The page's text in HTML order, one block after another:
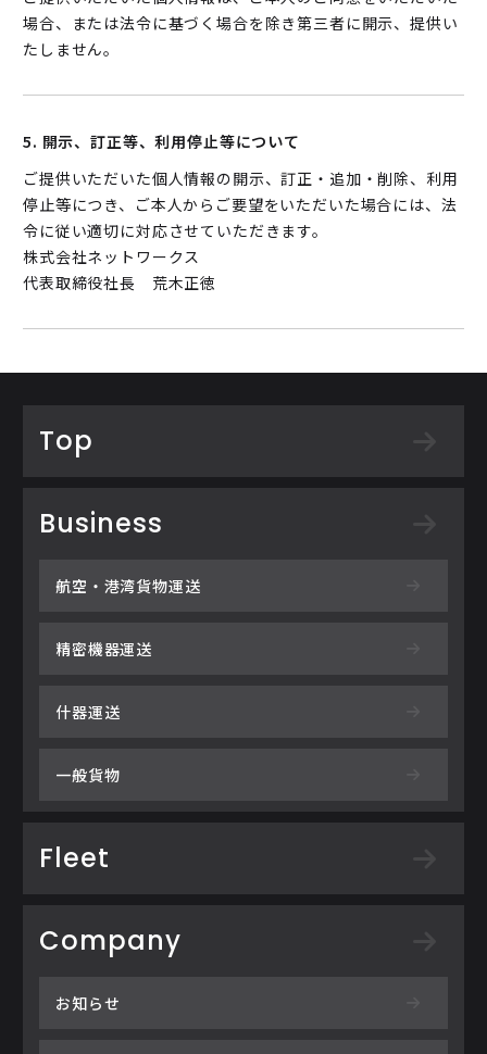
場合、または法令に基づく場合を除き第三者に開示、提供い
たしません。
5. 開示、訂正等、利用停止等について
ご提供いただいた個人情報の開示、訂正・追加・削除、利用
停止等につき、ご本人からご要望をいただいた場合には、法
令に従い適切に対応させていただきます。
株式会社ネットワークス
代表取締役社長 荒木正徳
Top
Business
航空・港湾貨物運送
精密機器運送
什器運送
一般貨物
Fleet
Company
お知らせ